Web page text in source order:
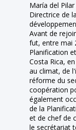
María del
Directrice de
Avant de
fut, entre mai
Planification
Costa Rica,
au climat, de
réforme du
coopération
également
de la
et de chef de
le secrétariat